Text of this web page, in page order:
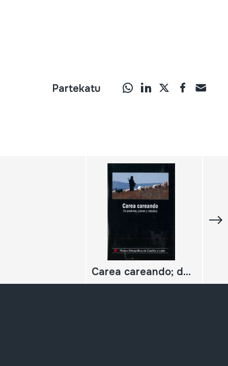
Partekatu
Carea careando; de pastores, perros y rebaños